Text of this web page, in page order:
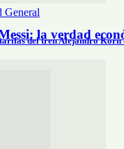
General
del tren Alejandro Korn
la verdad